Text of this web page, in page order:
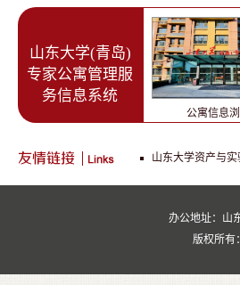
生物分子相互
山东大学(青岛)
专家公寓管理服
务信息系统
公寓信息
山东大学资产与
办公地址：山
版权所有